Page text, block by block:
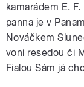
kamarádem E.
panna je v
Nováčkem
voní resedou či
Fialou Sám já